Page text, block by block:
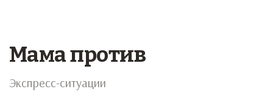
Мама против
Экспресс-ситуации